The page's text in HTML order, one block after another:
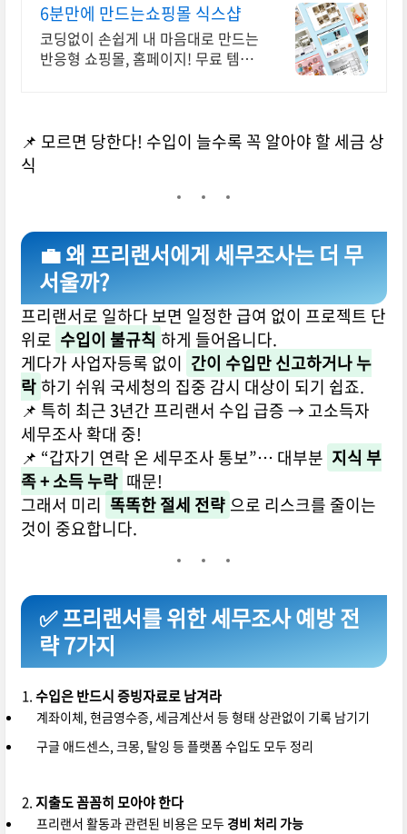
6분만에 만드는쇼핑몰 식스샵
코딩없이 손쉽게 내 마음대로 만드는
반응형 쇼핑몰, 홈페이지! 무료 템플
📌 모르면 당한다! 수입이 늘수록 꼭 알아야 할 세금 상
식
💼 왜 프리랜서에게 세무조사는 더 무
서울까?
프리랜서로 일하다 보면 일정한 급여 없이 프로젝트 단
위로 수입이 불규칙 하게 들어옵니다.
게다가 사업자등록 없이 간이 수입만 신고하거나 누
락하기 쉬워 국세청의 집중 감시 대상이 되기 쉽죠.
📌 특히 최근 3년간 프리랜서 수입 급증 → 고소득자
세무조사 확대 중!
📌 “갑자기 연락 온 세무조사 통보”… 대부분 지식 부
족 + 소득 누락 때문!
그래서 미리 똑똑한 절세 전략 으로 리스크를 줄이는
것이 중요합니다.
✅ 프리랜서를 위한 세무조사 예방 전
략 7가지
수입은 반드시 증빙자료로 남겨라
계좌이체, 현금영수증, 세금계산서 등 형태 상관없이 기록 남기기
구글 애드센스, 크몽, 탈잉 등 플랫폼 수입도 모두 정리
지출도 꼼꼼히 모아야 한다
프리랜서 활동과 관련된 비용은 모두 경비 처리 가능